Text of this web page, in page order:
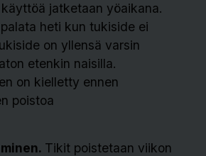
jatketaan yöaikana.
heti kun tukiside ei
on yllensä varsin
etenkin naisilla.
on kielletty ennen
poistoa
Tikit poistetaan viikon